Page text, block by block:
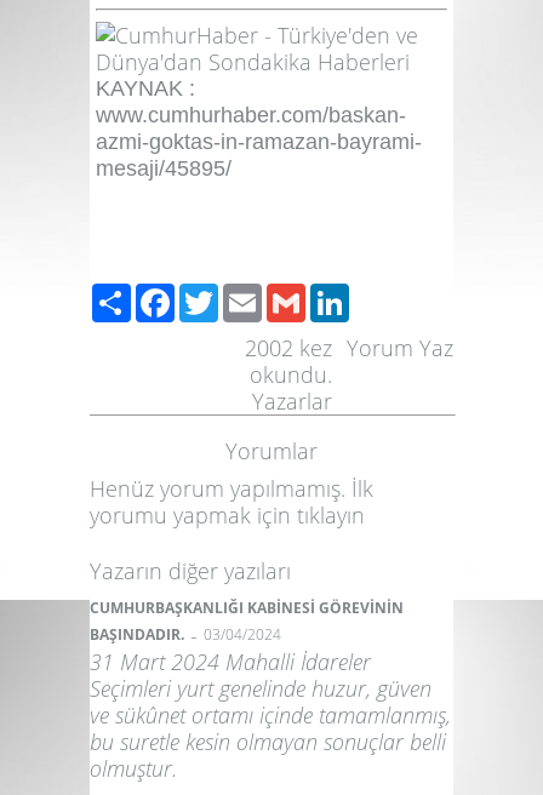
KAYNAK :
www.cumhurhaber.com/baskan-
azmi-goktas-in-ramazan-bayrami-
mesaji/45895/
PaylaşFacebook
TwitterEmailGmail
Yorum Yaz
2002 kez
okundu.
Yazarlar
Yorumlar
Henüz yorum yapılmamış. İlk
yorumu yapmak için tıklayın
Yazarın diğer yazıları
CUMHURBAŞKANLIĞI KABİNESİ GÖREVİNİN
BAŞINDADIR. - 03/04/2024
31 Mart 2024 Mahalli İdareler
Seçimleri yurt genelinde huzur, güven
ve sükûnet ortamı içinde tamamlanmış,
bu suretle kesin olmayan sonuçlar belli
olmuştur.